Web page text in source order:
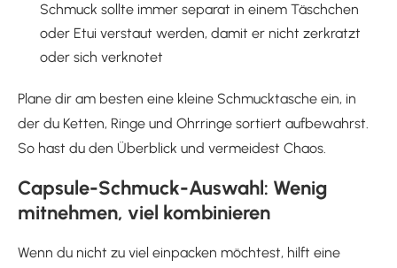
Schmuck sollte immer separat in einem Täschchen
oder Etui verstaut werden, damit er nicht zerkratzt
oder sich verknotet
Plane dir am besten eine kleine Schmucktasche ein, in
der du Ketten, Ringe und Ohrringe sortiert aufbewahrst.
So hast du den Überblick und vermeidest Chaos.
Capsule-Schmuck-Auswahl: Wenig
mitnehmen, viel kombinieren
Wenn du nicht zu viel einpacken möchtest, hilft eine